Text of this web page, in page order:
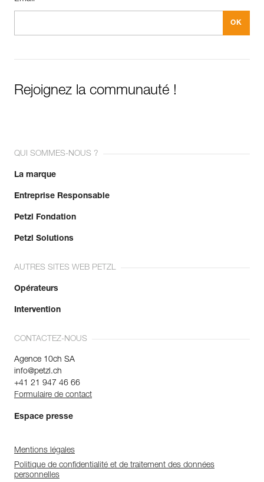
Rejoignez la communauté !
QUI SOMMES-NOUS ?
La marque
Entreprise Responsable
Petzl Fondation
Petzl Solutions
AUTRES SITES WEB PETZL
Opérateurs
Intervention
CONTACTEZ-NOUS
Agence 10ch SA
info@petzl.ch
+41 21 947 46 66
Formulaire de contact
Espace presse
Mentions légales
Politique de confidentialité et de traitement des données
personnelles